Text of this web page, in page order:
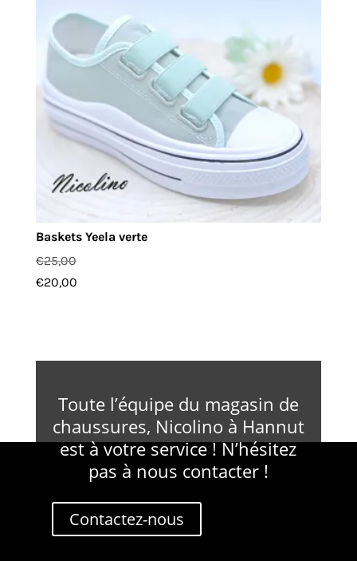
Baskets Yeela verte
€25,00
€20,00
Toute l’équipe du magasin de
chaussures, Nicolino à Hannut
est à votre service ! N’hésitez
pas à nous contacter !
Contactez-nous